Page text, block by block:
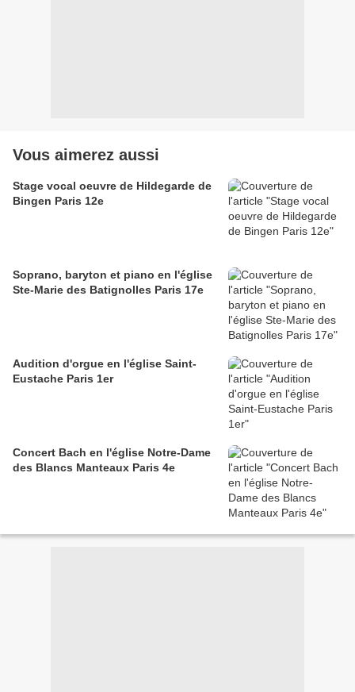
Vous aimerez aussi
Stage vocal oeuvre de Hildegarde de
Bingen Paris 12e
Soprano, baryton et piano en l'église
Ste-Marie des Batignolles Paris 17e
Audition d'orgue en l'église Saint-
Eustache Paris 1er
Concert Bach en l'église Notre-Dame
des Blancs Manteaux Paris 4e